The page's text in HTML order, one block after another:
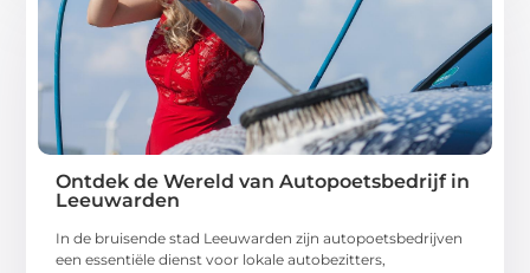
Ontdek de Wereld van Autopoetsbedrijf in
Leeuwarden
In de bruisende stad Leeuwarden zijn autopoetsbedrijven
een essentiële dienst voor lokale autobezitters,